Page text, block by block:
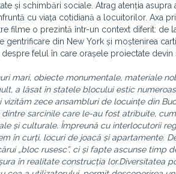
și schimbări sociale. Atrag atenția
cu viața cotidiană a locuitorilor. Axa
filme o prezintă într-un context diferit:
gentrificare din New York și moștenirea
felul în care orașele proiectate devin
mari, obiecte monumentale, materiale
a lăsat în statele blocului estic
vizităm zece ansambluri de locuințe din
sarcinile care le-au fost atribuite,
și culturale. Împreună cu interlocutorii
în curți, locuri de joacă și apartamente.
„bloc rusesc”, ci și fapte ascunse timp
în realitate construcția lor.Diversitatea